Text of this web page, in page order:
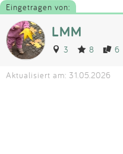
Eingetragen von:
LMM
3 8 6
Aktualisiert am: 31.05.2026